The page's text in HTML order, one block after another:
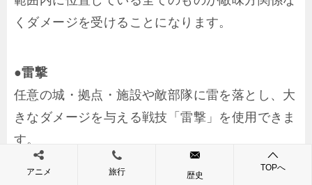
くダメージを受けることになります。
●雷撃
任意の城・拠点・施設や敵部隊に雷を落とし、大
きなダメージを与える戦技「雷撃」を使用できま
す。
城・拠点・施設よりも、敵部隊に使用した方がよ
アニメ 旅行 歴史
TOPへ